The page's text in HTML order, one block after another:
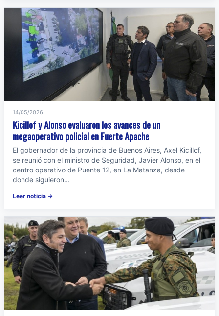
14/05/2026
Kicillof y Alonso evaluaron los avances de un
megaoperativo policial en Fuerte Apache
El gobernador de la provincia de Buenos Aires, Axel Kicillof,
se reunió con el ministro de Seguridad, Javier Alonso, en el
centro operativo de Puente 12, en La Matanza, desde
donde siguieron...
Leer noticia →